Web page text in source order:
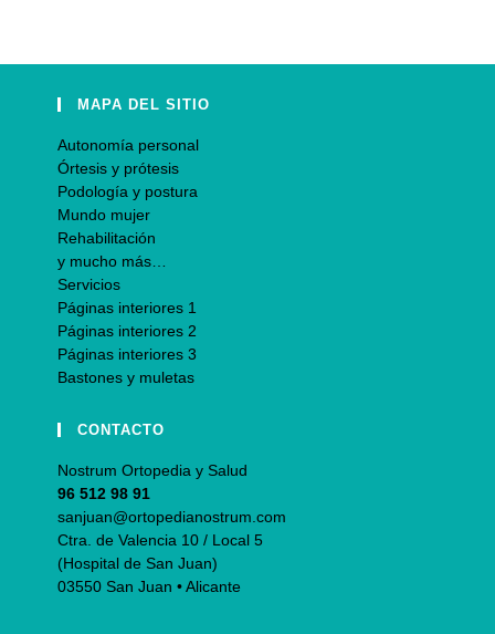
MAPA DEL SITIO
Autonomía personal
Órtesis y prótesis
Podología y postura
Mundo mujer
Rehabilitación
y mucho más…
Servicios
Páginas interiores 1
Páginas interiores 2
Páginas interiores 3
Bastones y muletas
CONTACTO
Nostrum Ortopedia y Salud
96 512 98 91
sanjuan@ortopedianostrum.com
Ctra. de Valencia 10 / Local 5
(Hospital de San Juan)
03550 San Juan • Alicante